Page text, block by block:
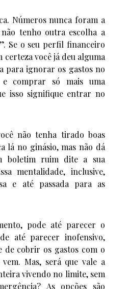
Números nunca foram a
tenho outra escolha a
Se o seu perfil financeiro
certeza você já deu alguma
para ignorar os gastos no
comprar só mais uma
isso signifique entrar no
não tenha tirado boas
lá no ginásio, mas não dá
boletim ruim dite a sua
mentalidade, inclusive,
e até passada para as
pode até parecer o
até parecer inofensivo,
de cobrir os gastos com o
Mas, será que vale a
vivendo no limite, sem
As opções são